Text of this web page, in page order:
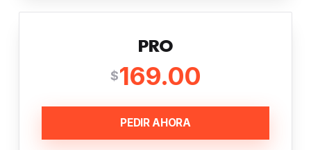
PRO
$169.00
PEDIR AHORA